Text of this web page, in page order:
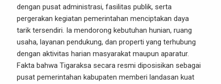
dengan pusat administrasi, fasilitas publik, serta
pergerakan kegiatan pemerintahan menciptakan daya
tarik tersendiri. Ia mendorong kebutuhan hunian, ruang
usaha, layanan pendukung, dan properti yang terhubung
dengan aktivitas harian masyarakat maupun aparatur.
Fakta bahwa Tigaraksa secara resmi diposisikan sebagai
pusat pemerintahan kabupaten memberi landasan kuat